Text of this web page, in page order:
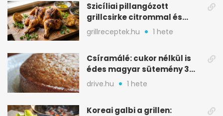
Szicíliai pillangózott
grillcsirke citrommal és
oregánóval
grillreceptek.hu 1 hete
Csíramálé: cukor nélkül is
édes magyar sütemény 3
alapanyagból
drive.hu 1 hete
Koreai galbi a grillen: